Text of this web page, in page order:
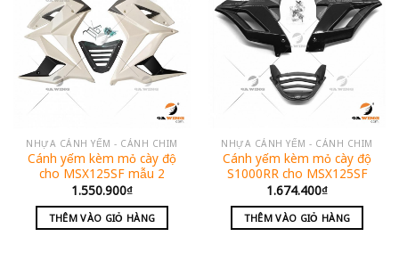
NHỰA CÁNH YẾM - CÁNH CHIM
Cánh yếm kèm mỏ cày độ
cho MSX125SF mẫu 2
1.550.900₫
THÊM VÀO GIỎ HÀNG
NHỰA CÁNH YẾM - CÁNH CHIM
Cánh yếm kèm mỏ cày độ
S1000RR cho MSX125SF
1.674.400₫
THÊM VÀO GIỎ HÀNG